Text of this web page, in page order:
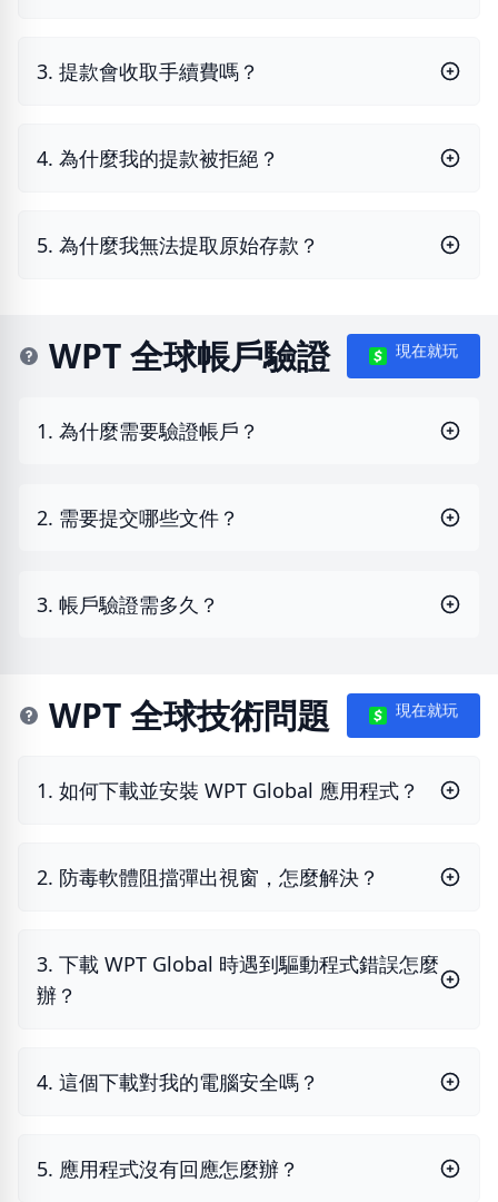
3. 提款會收取手續費嗎？
4. 為什麼我的提款被拒絕？
5. 為什麼我無法提取原始存款？
WPT 全球帳戶驗證 現在就玩
1. 為什麼需要驗證帳戶？
2. 需要提交哪些文件？
3. 帳戶驗證需多久？
WPT 全球技術問題 現在就玩
1. 如何下載並安裝 WPT Global 應用程式？
2. 防毒軟體阻擋彈出視窗，怎麼解決？
3. 下載 WPT Global 時遇到驅動程式錯誤怎麼
辦？
4. 這個下載對我的電腦安全嗎？
5. 應用程式沒有回應怎麼辦？